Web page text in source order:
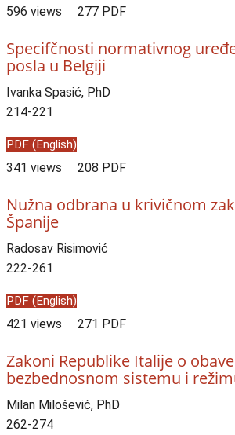
596 views 277 PDF
Specifčnosti normativnog
posla u Belgiji
Ivanka Spasić, PhD
214-221
PDF (English)
341 views 208 PDF
Nužna odbrana u krivičnom
Španije
Radosav Risimović
222-261
PDF (English)
421 views 271 PDF
Zakoni Republike Italije o
bezbednosnom sistemu i
Milan Milošević, PhD
262-274